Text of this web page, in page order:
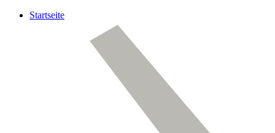
Startseite